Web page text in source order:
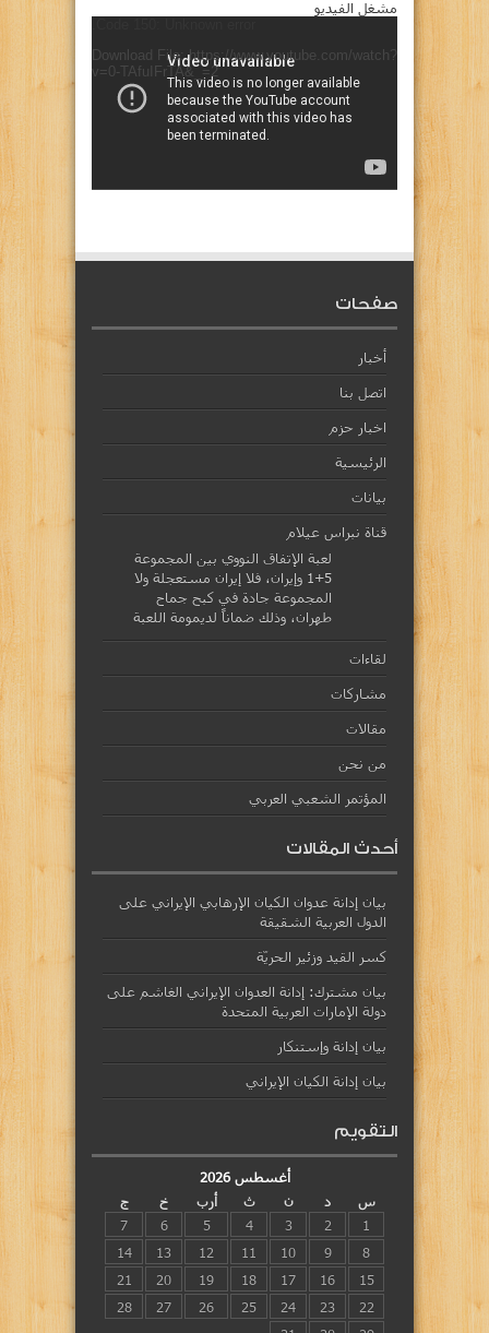
مشغل الفيديو
Download File: https://www.youtube.com/watch?
v=0-TAfuIFrTA&_=2
صفحات
أخبار
اتصل بنا
اخبار حزم
الرئيسية
بيانات
قناة نبراس عيلام
لعبة الإتفاق النووي بين المجموعة
5+1 وإيران، فلا إيران مستعجلة ولا
المجموعة جادة في كبح جماح
طهران، وذلك ضماناً لديمومة اللعبة
لقاءات
مشاركات
مقالات
من نحن
المؤتمر الشعبي العربي
أحدث المقالات
بيان إدانة عدوان الكيان الإرهابي الإيراني على
الدول العربية الشقيقة
كسر القيد وزئير الحريّة
بيان مشترك: إدانة العدوان الإيراني الغاشم على
دولة الإمارات العربية المتحدة
بيان إدانة وإستنكار
بيان إدانة الكيان الإيراني
التقويم
أغسطس 2026
س
د ن ث أرب خ
ج
1
2
3
4
5
6
7
8
9
10
11
12
13
14
15
16
17
18
19
20
21
22
23
24
25
26
27
28